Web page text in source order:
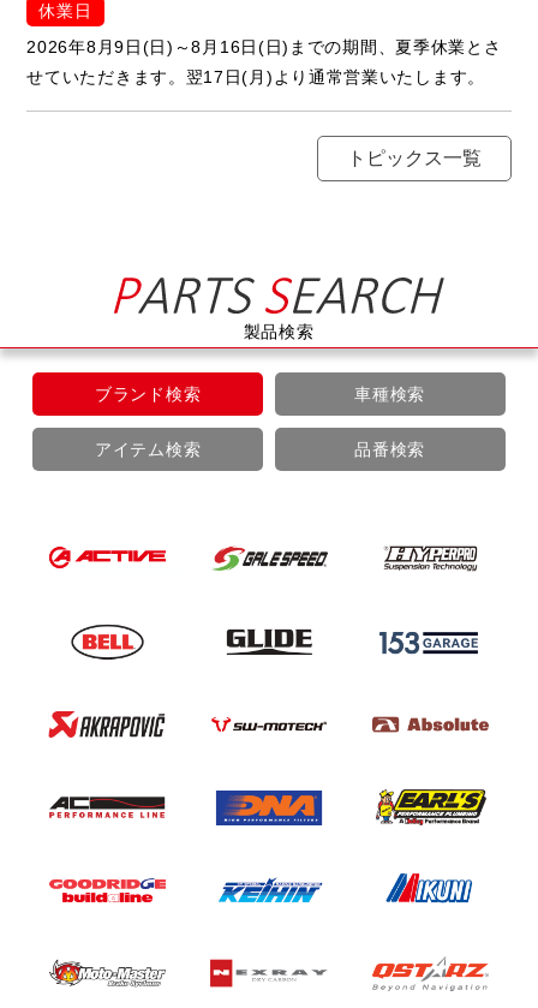
休業日
2026年8月9日(日)～8月16日(日)までの期間、夏季休業とさ
せていただきます。翌17日(月)より通常営業いたします。
トピックス一覧
製品検索
ブランド検索 車種検索
アイテム検索 品番検索